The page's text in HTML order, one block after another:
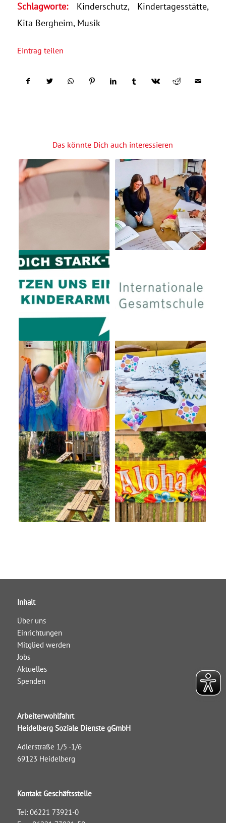
Schlagworte: Kinderschutz, Kindertagesstätte,
Kita Bergheim, Musik
Eintrag teilen
Das könnte Dich auch interessieren
Inhalt
Über uns
Einrichtungen
Mitglied werden
Jobs
Aktuelles
Spenden
Arbeiterwohlfahrt
Heidelberg Soziale Dienste gGmbH
Adlerstraße 1/5 -1/6
69123 Heidelberg
Kontakt Geschäftsstelle
Tel: 06221 73921-0